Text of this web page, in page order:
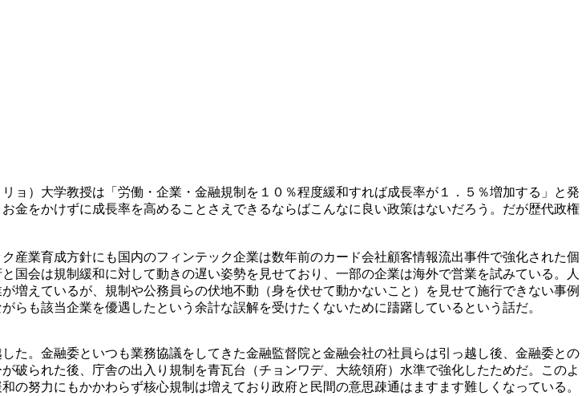
ョ）大学教授は「労働・企業・金融規制を１０％程度緩和すれば成長率が１．５％増加する」と発
金をかけずに成長率を高めることさえできるならばこんなに良い政策はないだろう。だが歴代政権
産業育成方針にも国内のフィンテック企業は数年前のカード会社顧客情報流出事件で強化された個
国会は規制緩和に対して動きの遅い姿勢を見せており、一部の企業は海外で営業を試みている。人
増えているが、規制や公務員らの伏地不動（身を伏せて動かないこと）を見せて施行できない事例
も該当企業を優遇したという余計な誤解を受けたくないために躊躇しているという話だ。
た。金融委といつも業務協議をしてきた金融監督院と金融会社の社員らは引っ越し後、金融委との
られた後、庁舎の出入り規制を青瓦台（チョンワデ、大統領府）水準で強化したためだ。このよ
努力にもかかわらず核心規制は増えており政府と民間の意思疎通はますます難しくなっている。